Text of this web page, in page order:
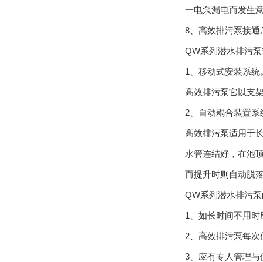
一电泵漏电而发生意
8、高效排污泵接
QW系列潜水排污
1、移动式安装系统
高效排污泵它以支架
2、自动耦合装置系
高效排污泵适用于长期
水管连结好，在池
而提升时则自动脱落
QW系列潜水排污泵的
1、如长时间不
2、高效排污泵每
3、应有专人管理